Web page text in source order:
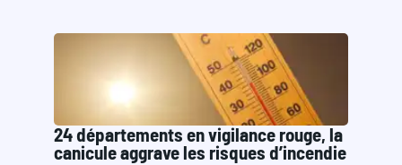
24 départements en vigilance rouge, la
canicule aggrave les risques d’incendie